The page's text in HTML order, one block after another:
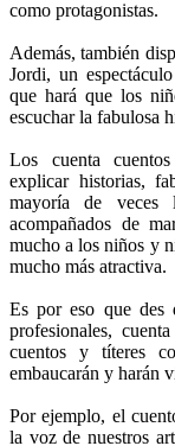
como protagonistas.
Además, también
Jordi, un
que hará que los
escuchar la fabulosa
Los cuenta
explicar historias,
mayoría de veces
acompañados de
mucho a los niños y
mucho más atractiva.
Es por eso que des
profesionales,
cuentos y títeres
embaucarán y harán
Por ejemplo, el
la voz de nuestros